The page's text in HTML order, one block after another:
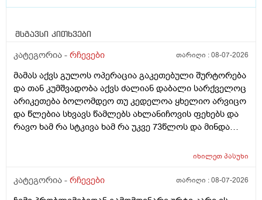
მსგავსი კითხვები
კატეგორია - რჩევები თარიღი :08-07-2026
მამას აქვს გულოს ოპერაცია გაკეთებული შურტორება
და თან კუმშვადობა აქვს ძალიან დაბალი სარქველოც
არიკეთება ბოლომდეო თუ კედელოა ყხელიო არვიცო
და წლებია სხვავს წამლებს ახლანიჩოვის ფეხებს და
რავო ხამ რა სტკივა ხამ რა უკვე 73წლოს და მინდა
და ფულინრომ არჰვაქ ვერანაირად ექიმთან ვერ
შედეგს იბ ის ექიმთან მაომც ჩავიდეს თუ თავის
იხილეთპასუხი
კატეგორია - რჩევები თარიღი :08-07-2026